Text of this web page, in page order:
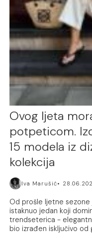
Ovog ljeta
potpeticom.
15 modela iz
kolekcija
Iva Marušić
Od prošle ljetne
istaknuo jedan koji
trendseterica -
bio izrađen isključivo od